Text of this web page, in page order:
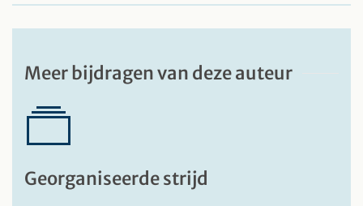
Meer bijdragen van deze auteur
Georganiseerde strijd